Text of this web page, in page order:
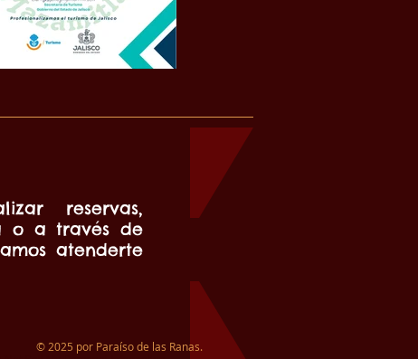
reservas,
o a través de
atenderte
© 2025 por Paraíso de las Ranas.